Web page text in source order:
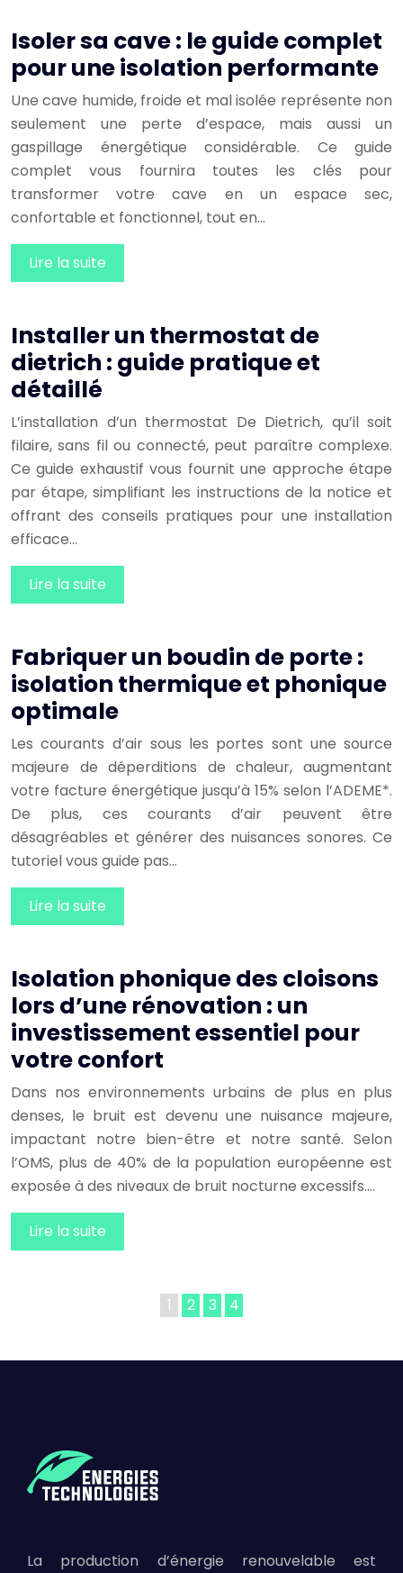
Isoler sa cave : le guide complet
pour une isolation performante
Une cave humide, froide et mal isolée représente non
seulement une perte d’espace, mais aussi un
gaspillage énergétique considérable. Ce guide
complet vous fournira toutes les clés pour
transformer votre cave en un espace sec,
confortable et fonctionnel, tout en…
Lire la suite
Installer un thermostat de
dietrich : guide pratique et
détaillé
L’installation d’un thermostat De Dietrich, qu’il soit
filaire, sans fil ou connecté, peut paraître complexe.
Ce guide exhaustif vous fournit une approche étape
par étape, simplifiant les instructions de la notice et
offrant des conseils pratiques pour une installation
efficace…
Lire la suite
Fabriquer un boudin de porte :
isolation thermique et phonique
optimale
Les courants d’air sous les portes sont une source
majeure de déperditions de chaleur, augmentant
votre facture énergétique jusqu’à 15% selon l’ADEME*.
De plus, ces courants d’air peuvent être
désagréables et générer des nuisances sonores. Ce
tutoriel vous guide pas…
Lire la suite
Isolation phonique des cloisons
lors d’une rénovation : un
investissement essentiel pour
votre confort
Dans nos environnements urbains de plus en plus
denses, le bruit est devenu une nuisance majeure,
impactant notre bien-être et notre santé. Selon
l’OMS, plus de 40% de la population européenne est
exposée à des niveaux de bruit nocturne excessifs….
Lire la suite
1 2 3 4
La production d’énergie renouvelable est